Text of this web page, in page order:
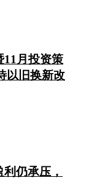
11月投资策
以旧换新改
仍承压，